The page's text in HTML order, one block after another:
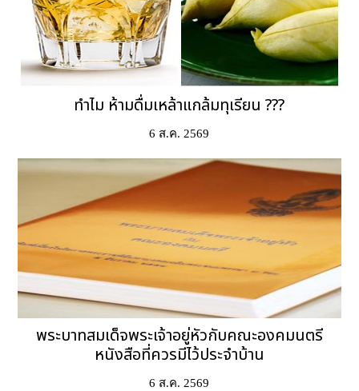
ทำไม ห้ามดื่มเหล้าแกล้มทุเรียน ???
6 ส.ค. 2569
พระบาทสมเด็จพระเจ้าอยู่หัวกับคณะองคมนตรี
หนังสือที่ควรมีไว้ประจำบ้าน
6 ส.ค. 2569